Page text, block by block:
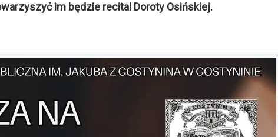
im będzie recital Doroty Osińskiej.